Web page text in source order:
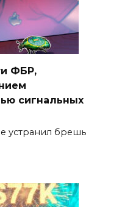
ФБР,
сигнальных
устранил брешь